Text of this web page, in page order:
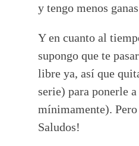
y tengo menos
Y en cuanto al
supongo que te
libre ya, así que
serie) para ponerle
mínimamente). Pero
Saludos!